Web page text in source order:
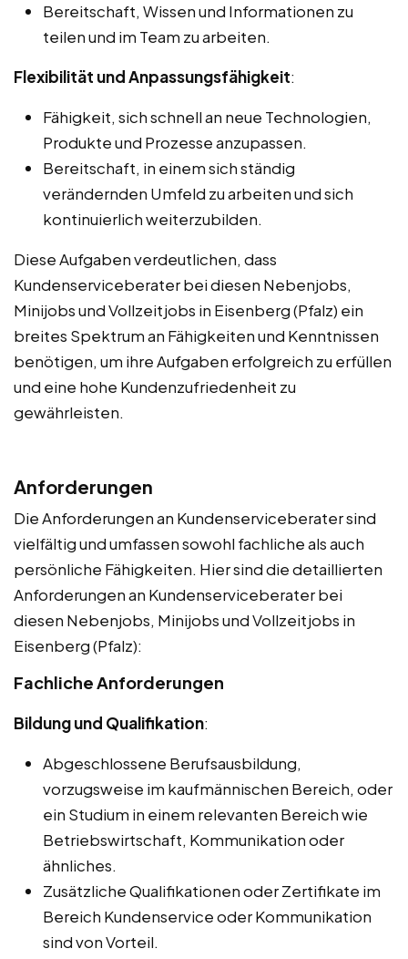
Bereitschaft, Wissen und Informationen zu
teilen und im Team zu arbeiten.
Flexibilität und Anpassungsfähigkeit:
Fähigkeit, sich schnell an neue Technologien,
Produkte und Prozesse anzupassen.
Bereitschaft, in einem sich ständig
verändernden Umfeld zu arbeiten und sich
kontinuierlich weiterzubilden.
Diese Aufgaben verdeutlichen, dass
Kundenserviceberater bei diesen Nebenjobs,
Minijobs und Vollzeitjobs in Eisenberg (Pfalz) ein
breites Spektrum an Fähigkeiten und Kenntnissen
benötigen, um ihre Aufgaben erfolgreich zu erfüllen
und eine hohe Kundenzufriedenheit zu
gewährleisten.
Anforderungen
Die Anforderungen an Kundenserviceberater sind
vielfältig und umfassen sowohl fachliche als auch
persönliche Fähigkeiten. Hier sind die detaillierten
Anforderungen an Kundenserviceberater bei
diesen Nebenjobs, Minijobs und Vollzeitjobs in
Eisenberg (Pfalz):
Fachliche Anforderungen
Bildung und Qualifikation:
Abgeschlossene Berufsausbildung,
vorzugsweise im kaufmännischen Bereich, oder
ein Studium in einem relevanten Bereich wie
Betriebswirtschaft, Kommunikation oder
ähnliches.
Zusätzliche Qualifikationen oder Zertifikate im
Bereich Kundenservice oder Kommunikation
sind von Vorteil.